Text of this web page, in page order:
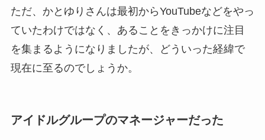
ただ、かとゆりさんは最初からYouTubeなどをやっ
ていたわけではなく、あることをきっかけに注目
を集まるようになりましたが、どういった経緯で
現在に至るのでしょうか。
アイドルグループのマネージャーだった